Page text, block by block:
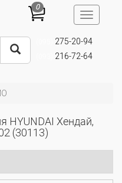
Toggle
0
275-20-94
216-72-64
HYUNDAI Хендай,
(30113)